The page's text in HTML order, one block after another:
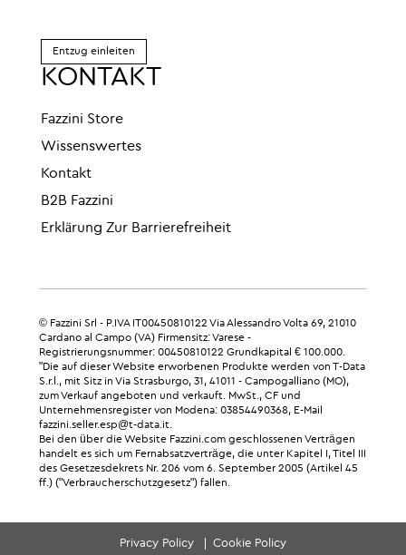
Entzug einleiten
KONTAKT
Fazzini Store
Wissenswertes
Kontakt
B2B Fazzini
Erklärung Zur Barrierefreiheit
© Fazzini Srl - P.IVA IT00450810122 Via Alessandro Volta 69, 21010
Cardano al Campo (VA) Firmensitz: Varese -
Registrierungsnummer: 00450810122 Grundkapital € 100.000.
"Die auf dieser Website erworbenen Produkte werden von T-Data
S.r.l., mit Sitz in Via Strasburgo, 31, 41011 - Campogalliano (MO),
zum Verkauf angeboten und verkauft. MwSt., CF und
Unternehmensregister von Modena: 03854490368, E-Mail
fazzini.seller.esp@t-data.it.
Bei den über die Website Fazzini.com geschlossenen Verträgen
handelt es sich um Fernabsatzverträge, die unter Kapitel I, Titel III
des Gesetzesdekrets Nr. 206 vom 6. September 2005 (Artikel 45
ff.) ("Verbraucherschutzgesetz") fallen.
Privacy Policy Cookie Policy